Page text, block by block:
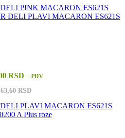
PINK MACARON ES621S
RSD + PDV
63,60 RSD
PLAVI MACARON ES621S